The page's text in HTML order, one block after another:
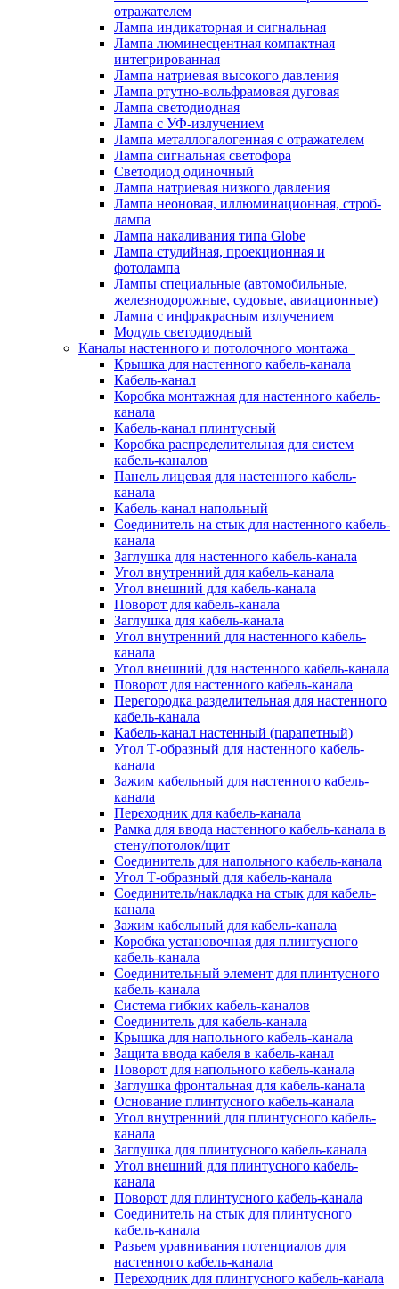
отражателем
Лампа индикаторная и сигнальная
Лампа люминесцентная компактная
интегрированная
Лампа натриевая высокого давления
Лампа ртутно-вольфрамовая дуговая
Лампа светодиодная
Лампа с УФ-излучением
Лампа металлогалогенная с отражателем
Лампа сигнальная светофора
Светодиод одиночный
Лампа натриевая низкого давления
Лампа неоновая, иллюминационная, строб-
лампа
Лампа накаливания типа Globe
Лампа студийная, проекционная и
фотолампа
Лампы специальные (автомобильные,
железнодорожные, судовые, авиационные)
Лампа с инфракрасным излучением
Модуль светодиодный
Каналы настенного и потолочного монтажа
Крышка для настенного кабель-канала
Кабель-канал
Коробка монтажная для настенного кабель-
канала
Кабель-канал плинтусный
Коробка распределительная для систем
кабель-каналов
Панель лицевая для настенного кабель-
канала
Кабель-канал напольный
Соединитель на стык для настенного кабель-
канала
Заглушка для настенного кабель-канала
Угол внутренний для кабель-канала
Угол внешний для кабель-канала
Поворот для кабель-канала
Заглушка для кабель-канала
Угол внутренний для настенного кабель-
канала
Угол внешний для настенного кабель-канала
Поворот для настенного кабель-канала
Перегородка разделительная для настенного
кабель-канала
Кабель-канал настенный (парапетный)
Угол Т-образный для настенного кабель-
канала
Зажим кабельный для настенного кабель-
канала
Переходник для кабель-канала
Рамка для ввода настенного кабель-канала в
стену/потолок/щит
Соединитель для напольного кабель-канала
Угол Т-образный для кабель-канала
Соединитель/накладка на стык для кабель-
канала
Зажим кабельный для кабель-канала
Коробка установочная для плинтусного
кабель-канала
Соединительный элемент для плинтусного
кабель-канала
Система гибких кабель-каналов
Соединитель для кабель-канала
Крышка для напольного кабель-канала
Защита ввода кабеля в кабель-канал
Поворот для напольного кабель-канала
Заглушка фронтальная для кабель-канала
Основание плинтусного кабель-канала
Угол внутренний для плинтусного кабель-
канала
Заглушка для плинтусного кабель-канала
Угол внешний для плинтусного кабель-
канала
Поворот для плинтусного кабель-канала
Соединитель на стык для плинтусного
кабель-канала
Разъем уравнивания потенциалов для
настенного кабель-канала
Переходник для плинтусного кабель-канала